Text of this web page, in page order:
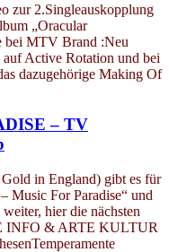
zur 2.Singleauskopplung
„Oracular
bei MTV Brand :Neu
Active Rotation und bei
dazugehörige Making Of
– TV
in England) gibt es für
Music For Paradise“ und
hier die nächsten
INFO & ARTE KULTUR